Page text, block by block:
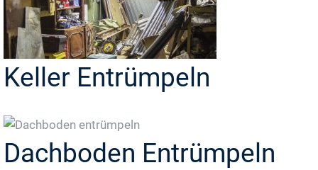
Keller Entrümpeln
Dachboden Entrümpeln